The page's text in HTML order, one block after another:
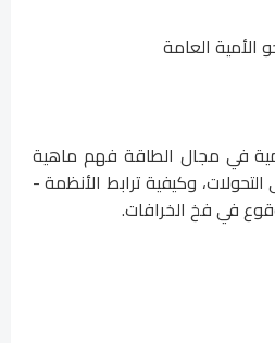
في مجال الطاقة فهم ماهية
وكيفية ترابط الأنظمة -
في فخ الخرافات.